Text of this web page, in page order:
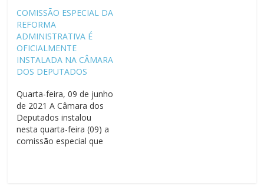
Câmara, para definir a
pauta da semana.A
comissão geral para
discutir o fundo de
previdência
complementar para os
destaque do Plenário
nesta semana. O
debate…
COMISSÃO ESPECIAL DA
REFORMA
ADMINISTRATIVA É
OFICIALMENTE
INSTALADA NA CÂMARA
DOS DEPUTADOS
Quarta-feira, 09 de junho
de 2021 A Câmara dos
Deputados instalou
nesta quarta-feira (09) a
comissão especial que